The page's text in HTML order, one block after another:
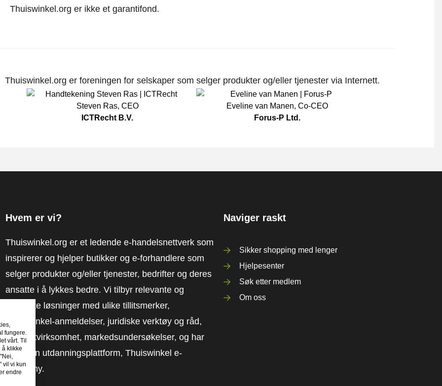
Thuiswinkel.org er ikke et garantifond.
Thuiswinkel.org er foreningen for selskaper som selger produkter og/eller tjenester via Internett.
Steven Ras, CEO
ICTRecht B.V.
Eveline van Manen, Co-CEO
Forus-P Ltd.
Hvem er vi?
Thuiswinkel.org er et ledende e-handelsnettverk som
inspirerer og hjelper butikker og e-forhandlere som
selger produkter og/eller tjenester, bedrifter og deres
ansatte i å lykkes bedre. Vi tilbyr relevante og
praktiske løsninger med ulike tillitsmerker,
Thuiswinkel-anmeldelser, juridiske verktøy og råd,
advokatvirksomhet, markedsundersøkelser, og har
vår egen utdanningsplattform, Thuiswinkel e-
Academy.
Naviger raskt
Sikker shopping med lenger
Hjelpesenter
Søk etter medlem
Om oss
fungere.
vårt. Til
å klikke
vil vi kun
endre